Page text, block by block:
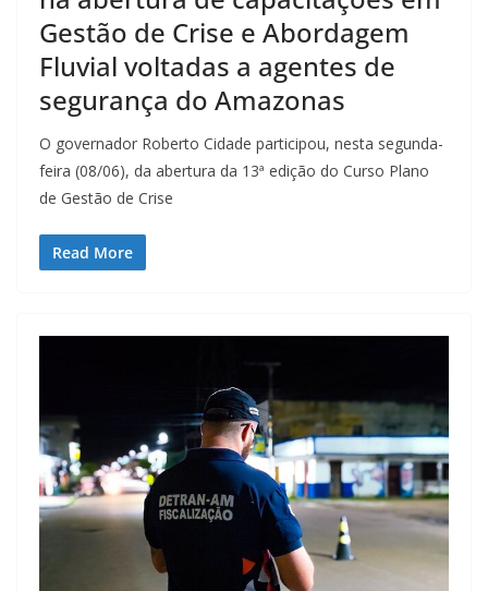
Gestão de Crise e Abordagem
Fluvial voltadas a agentes de
segurança do Amazonas
O governador Roberto Cidade participou, nesta segunda-
feira (08/06), da abertura da 13ª edição do Curso Plano
de Gestão de Crise
Read More